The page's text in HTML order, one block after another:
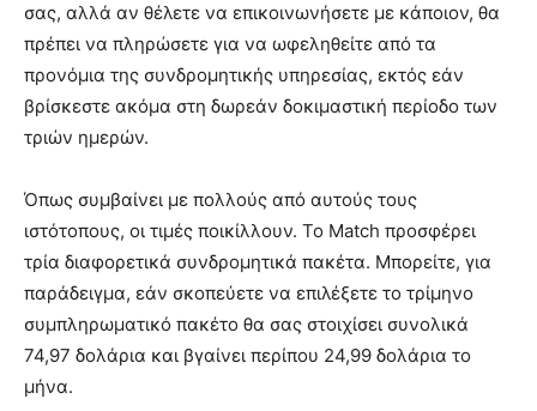
σας, αλλά αν θέλετε να επικοινωνήσετε με κάποιον, θα
πρέπει να πληρώσετε για να ωφεληθείτε από τα
προνόμια της συνδρομητικής υπηρεσίας, εκτός εάν
βρίσκεστε ακόμα στη δωρεάν δοκιμαστική περίοδο των
τριών ημερών.
Όπως συμβαίνει με πολλούς από αυτούς τους
ιστότοπους, οι τιμές ποικίλλουν. Το Match προσφέρει
τρία διαφορετικά συνδρομητικά πακέτα. Μπορείτε, για
παράδειγμα, εάν σκοπεύετε να επιλέξετε το τρίμηνο
συμπληρωματικό πακέτο θα σας στοιχίσει συνολικά
74,97 δολάρια και βγαίνει περίπου 24,99 δολάρια το
μήνα.